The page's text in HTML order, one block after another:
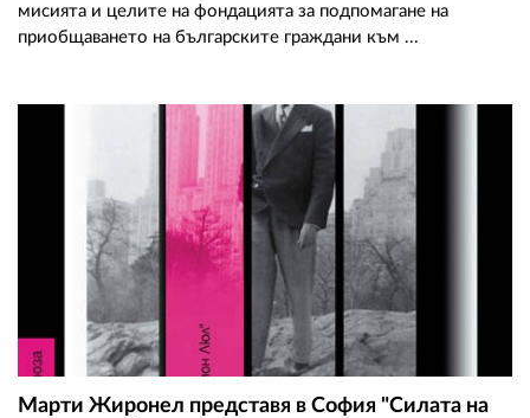
мисията и целите на фондацията за подпомагане на
приобщаването на българските граждани към ...
Марти Жиронел представя в София "Силата на